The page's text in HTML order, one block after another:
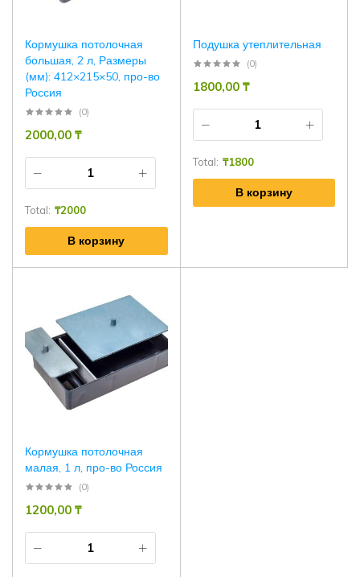
Кормушка потолочная
большая, 2 л, Размеры
(мм): 412×215×50, про-во
Россия
(0)
2000,00 ₸
Total: ₸2000
В корзину
Подушка утеплительная
(0)
1800,00 ₸
Total: ₸1800
В корзину
Кормушка потолочная
малая, 1 л, про-во Россия
(0)
1200,00 ₸